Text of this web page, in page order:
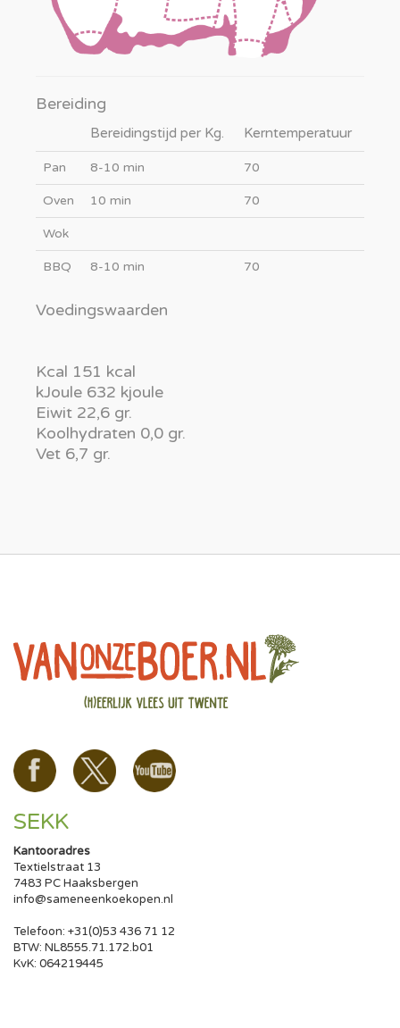
Bereiding
Bereidingstijd per Kg. Kerntemperatuur
Pan 8-10 min 70
Oven 10 min 70
Wok
BBQ 8-10 min 70
Voedingswaarden
Kcal 151 kcal
kJoule 632 kjoule
Eiwit 22,6 gr.
Koolhydraten 0,0 gr.
Vet 6,7 gr.
SEKK
Kantooradres
Textielstraat 13
7483 PC Haaksbergen
info@sameneenkoekopen.nl
Telefoon: +31(0)53 436 71 12
BTW: NL8555.71.172.b01
KvK: 064219445